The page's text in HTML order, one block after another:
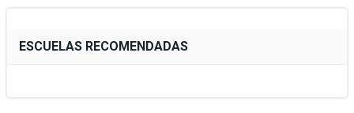
ESCUELAS RECOMENDADAS